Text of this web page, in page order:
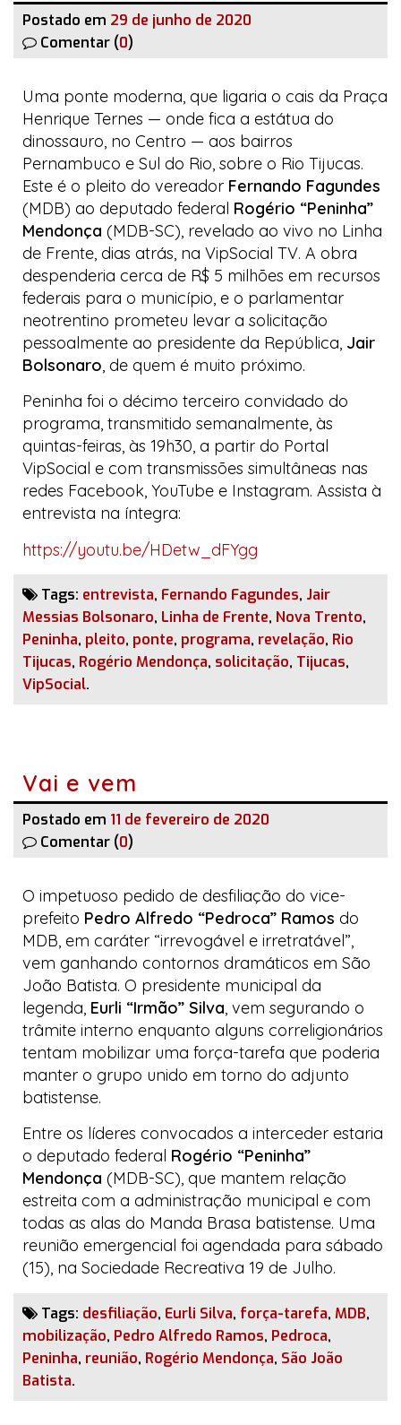
Postado em 29 de junho de 2020
Comentar (0)
Uma ponte moderna, que ligaria o cais da Praça
Henrique Ternes — onde fica a estátua do
dinossauro, no Centro — aos bairros
Pernambuco e Sul do Rio, sobre o Rio Tijucas.
Este é o pleito do vereador Fernando Fagundes
(MDB) ao deputado federal Rogério “Peninha”
Mendonça (MDB-SC), revelado ao vivo no Linha
de Frente, dias atrás, na VipSocial TV. A obra
despenderia cerca de R$ 5 milhões em recursos
federais para o município, e o parlamentar
neotrentino prometeu levar a solicitação
pessoalmente ao presidente da República, Jair
Bolsonaro, de quem é muito próximo.
Peninha foi o décimo terceiro convidado do
programa, transmitido semanalmente, às
quintas-feiras, às 19h30, a partir do Portal
VipSocial e com transmissões simultâneas nas
redes Facebook, YouTube e Instagram. Assista à
entrevista na íntegra:
https://youtu.be/HDetw_dFYgg
Tags: entrevista, Fernando Fagundes, Jair
Messias Bolsonaro, Linha de Frente, Nova Trento,
Peninha, pleito, ponte, programa, revelação, Rio
Tijucas, Rogério Mendonça, solicitação, Tijucas,
VipSocial.
Vai e vem
Postado em 11 de fevereiro de 2020
Comentar (0)
O impetuoso pedido de desfiliação do vice-
prefeito Pedro Alfredo “Pedroca” Ramos do
MDB, em caráter “irrevogável e irretratável”,
vem ganhando contornos dramáticos em São
João Batista. O presidente municipal da
legenda, Eurli “Irmão” Silva, vem segurando o
trâmite interno enquanto alguns correligionários
tentam mobilizar uma força-tarefa que poderia
manter o grupo unido em torno do adjunto
batistense.
Entre os líderes convocados a interceder estaria
o deputado federal Rogério “Peninha”
Mendonça (MDB-SC), que mantem relação
estreita com a administração municipal e com
todas as alas do Manda Brasa batistense. Uma
reunião emergencial foi agendada para sábado
(15), na Sociedade Recreativa 19 de Julho.
Tags: desfiliação, Eurli Silva, força-tarefa, MDB,
mobilização, Pedro Alfredo Ramos, Pedroca,
Peninha, reunião, Rogério Mendonça, São João
Batista.